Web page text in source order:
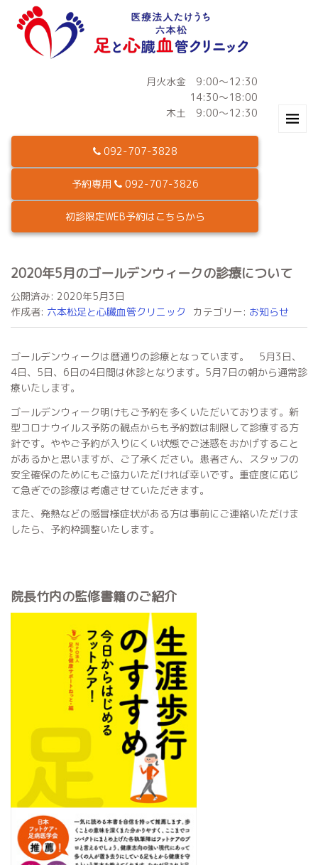
月火水金 9:00～12:30
14:30～18:00
木土 9:00～12:30
092-707-3828
予約専用 092-707-3826
初診限定WEB予約はこちらから
2020年5月のゴールデンウィークの診療について
公開済み: 2020年5月3日
作成者: 六本松足と心臓血管クリニック カテゴリー: お知らせ
ゴールデンウィークは暦通りの診療となっています。 5月3日、
4日、5日、6日の4日間は休診となります。5月7日の朝から通常診
療いたします。
ゴールデンウィーク明けもご予約を多くいただいております。新
型コロナウイルス予防の観点からも予約数は制限して診療する方
針です。ややご予約が入りにくい状態でご迷惑をおかげすること
があるかと思いますが、ご了承ください。患者さん、スタッフの
安全確保のためにもご協力いただければ幸いです。重症度に応じ
て急ぎでの診療は考慮させていただきます。
また、発熱などの感冒様症状がある方は事前にご連絡いただけま
したら、予約枠調整いたします。
院長竹内の監修書籍のご紹介